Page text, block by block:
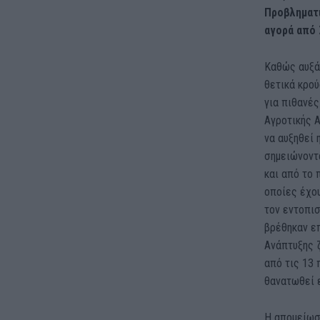
αγορά από
Καθώς
θετικά
για
Αγροτικής
να αυξηθεί
και από το
οποίες
τον
βρέθηκαν
Ανάπτυξης
από τις 13
θανατωθεί